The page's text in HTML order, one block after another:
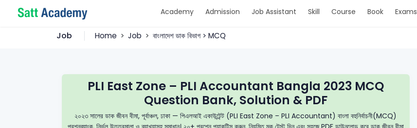
Academy Admission Job Assistant Skill Course Book Exams
Job Home Job বাংলাদেশ ডাক বিভাগ > MCQ
PLI East Zone – PLI Accountant Bangla 2023 MCQ
Question Bank, Solution & PDF
২০২৩ সালের ডাক জীবন বীমা, পূর্বাঞ্চল, ঢাকা — পিএলআই একাউন্টেন্ট (PLI East Zone – PLI Accountant) বাংলা বহুনির্বাচনী(MCQ)